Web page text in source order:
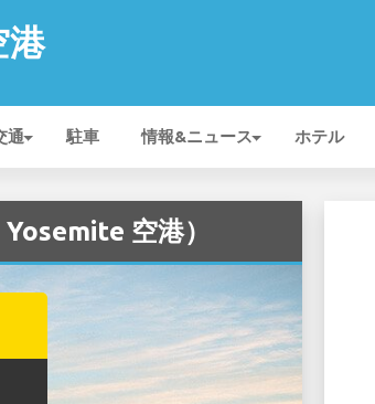
港
通 駐車 情報&ニュース ホテル
空港）